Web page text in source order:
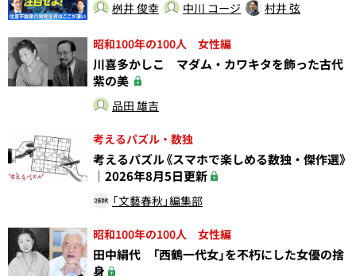
桝井 俊幸 中川 コージ 村井 弦
昭和100年の100人 女性編
川喜多かしこ マダム・カワキタを飾った古代
紫の美
品田 雄吉
考えるパズル・数独
考えるパズル《スマホで楽しめる数独・傑作選》
｜2026年8月5日更新
「文藝春秋」編集部
昭和100年の100人 女性編
田中絹代 「西鶴一代女」を不朽にした女優の捨
身